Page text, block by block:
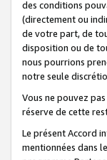
des conditions
(directement ou
de votre part, de
disposition ou de
nous pourrions
notre seule
Vous ne pouvez
réserve de cette
Le présent Accord
mentionnées dans